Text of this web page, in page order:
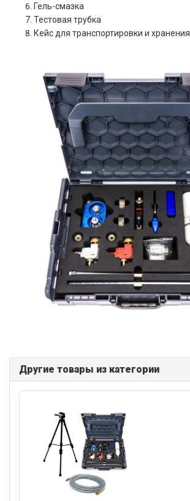
Гель-смазка
Тестовая трубка
Кейс для транспортировки и хранения
Другие товары из категории